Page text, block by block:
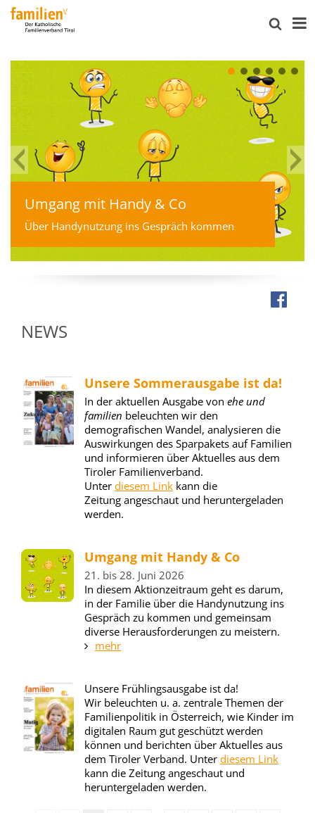
Umgang mit Handy & Co
Über Handynutzung ins Gespräch kommen
NEWS
Unsere Sommerausgabe ist da!
In der aktuellen Ausgabe von ehe und
familien beleuchten wir den
demografischen Wandel, analysieren die
Auswirkungen des Sparpakets auf Familien
und informieren über Aktuelles aus dem
Tiroler Familienverband.
Unter diesem Link kann die
Zeitung angeschaut und heruntergeladen
werden.
Umgang mit Handy & Co
21. bis 28. Juni 2026
In diesem Aktionzeitraum geht es darum,
in der Familie über die Handynutzung ins
Gespräch zu kommen und gemeinsam
diverse Herausforderungen zu meistern.
mehr
Unsere Frühlingsausgabe ist da!
Wir beleuchten u. a. zentrale Themen der
Familienpolitik in Österreich, wie Kinder im
digitalen Raum gut geschützt werden
können und berichten über Aktuelles aus
dem Tiroler Verband. Unter diesem Link
kann die Zeitung angeschaut und
heruntergeladen werden.